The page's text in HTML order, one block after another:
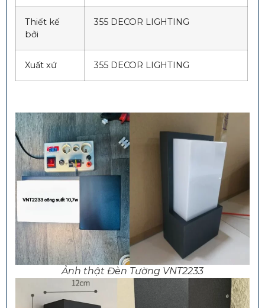
Thiết kế
bởi
355 DECOR LIGHTING
Xuất xứ 355 DECOR LIGHTING
Ảnh thật Đèn Tường VNT2233